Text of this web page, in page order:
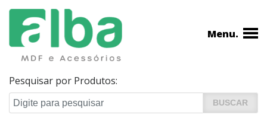
Pesquisar por Produtos:
Menu.